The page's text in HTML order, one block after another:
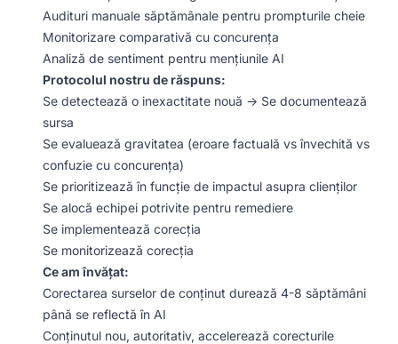
Audituri manuale săptămânale pentru prompturile cheie
Monitorizare comparativă cu concurența
Analiză de sentiment pentru mențiunile AI
Protocolul nostru de răspuns:
Se detectează o inexactitate nouă → Se documentează
sursa
Se evaluează gravitatea (eroare factuală vs învechită vs
confuzie cu concurența)
Se prioritizează în funcție de impactul asupra clienților
Se alocă echipei potrivite pentru remediere
Se implementează corecția
Se monitorizează corecția
Ce am învățat:
Corectarea surselor de conținut durează 4-8 săptămâni
până se reflectă în AI
Conținutul nou, autoritativ, accelerează corecturile